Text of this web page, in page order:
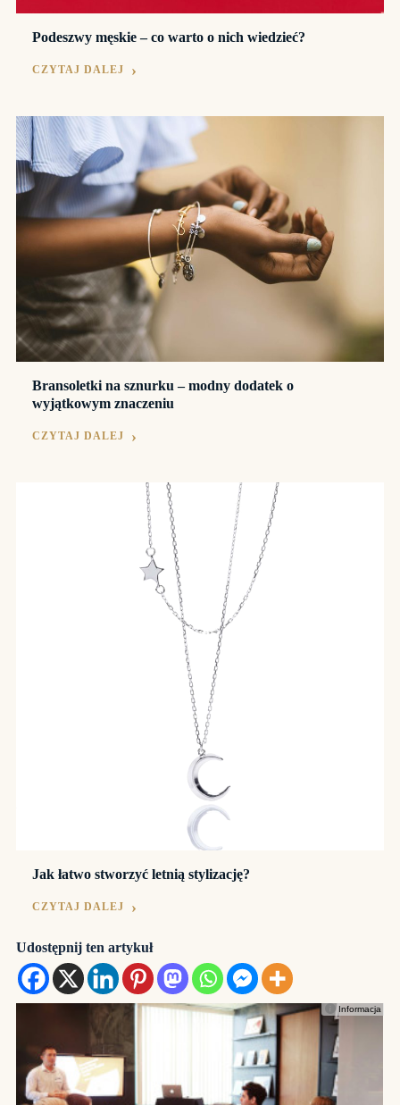
Podeszwy męskie – co warto o nich wiedzieć?
CZYTAJ DALEJ
Bransoletki na sznurku – modny dodatek o
wyjątkowym znaczeniu
CZYTAJ DALEJ
Jak łatwo stworzyć letnią stylizację?
CZYTAJ DALEJ
Udostępnij ten artykuł